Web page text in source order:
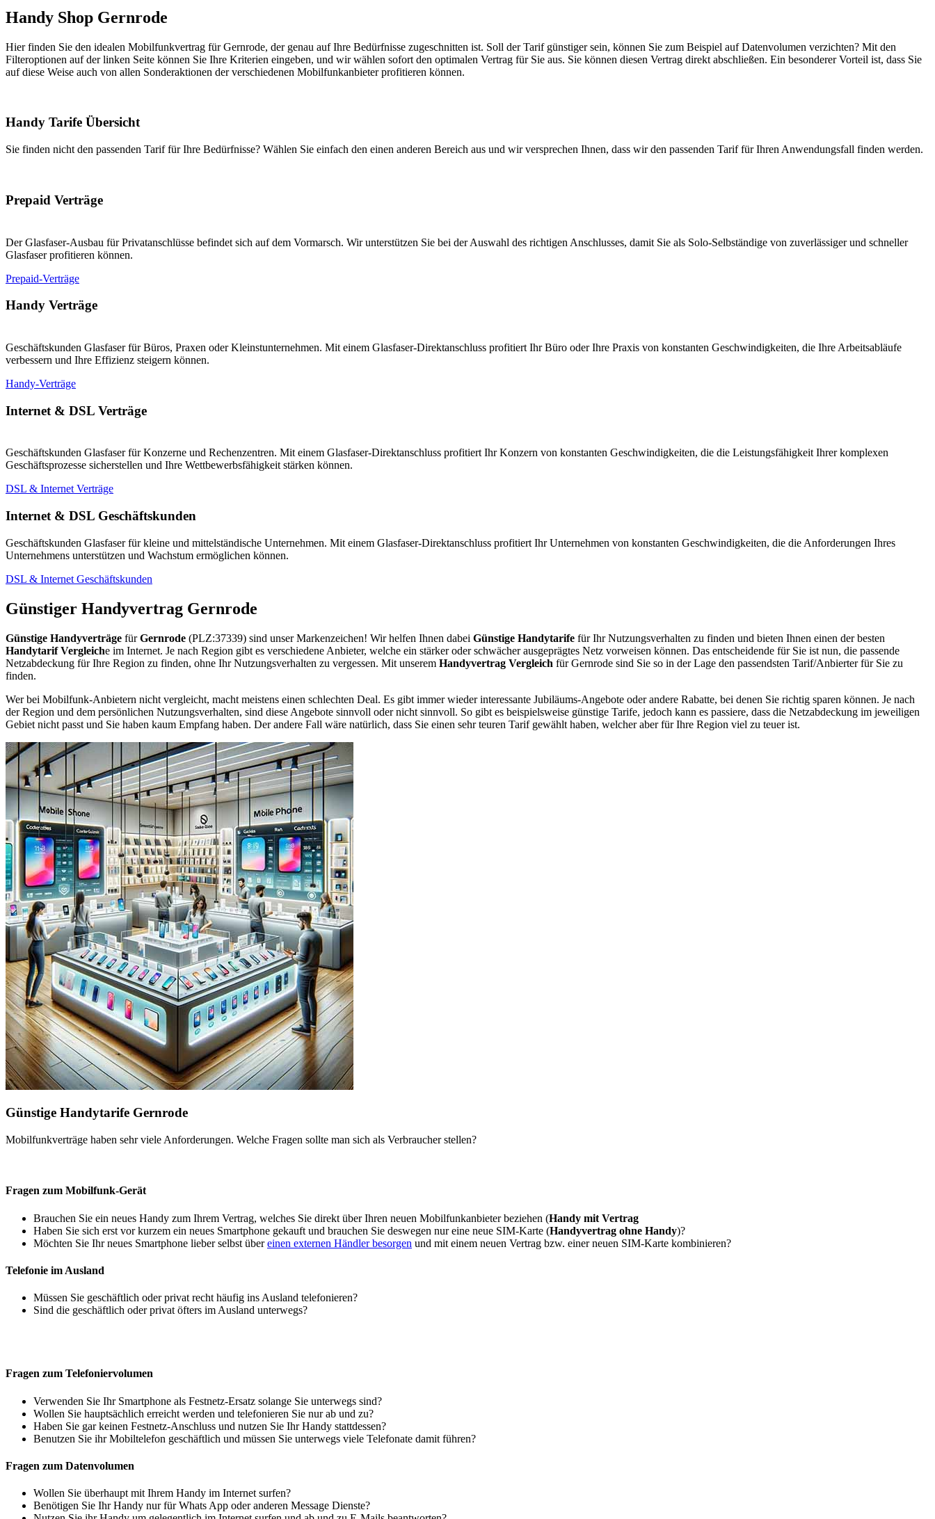
Handy Shop Gernrode
Hier finden Sie den idealen Mobilfunkvertrag für Gernrode, der genau auf Ihre Bedürfnisse zugeschnitten ist. Soll der Tarif günstiger sein, können Sie zum Beispiel auf Datenvolumen verzichten? Mit den
Filteroptionen auf der linken Seite können Sie Ihre Kriterien eingeben, und wir wählen sofort den optimalen Vertrag für Sie aus. Sie können diesen Vertrag direkt abschließen. Ein besonderer Vorteil ist, dass Sie
auf diese Weise auch von allen Sonderaktionen der verschiedenen Mobilfunkanbieter profitieren können.
Handy Tarife Übersicht
Sie finden nicht den passenden Tarif für Ihre Bedürfnisse? Wählen Sie einfach den einen anderen Bereich aus und wir versprechen Ihnen, dass wir den passenden Tarif für Ihren Anwendungsfall finden werden.
Prepaid Verträge
Der Glasfaser-Ausbau für Privatanschlüsse befindet sich auf dem Vormarsch. Wir unterstützen Sie bei der Auswahl des richtigen Anschlusses, damit Sie als Solo-Selbständige von zuverlässiger und schneller
Glasfaser profitieren können.
Prepaid-Verträge
Handy Verträge
Geschäftskunden Glasfaser für Büros, Praxen oder Kleinstunternehmen. Mit einem Glasfaser-Direktanschluss profitiert Ihr Büro oder Ihre Praxis von konstanten Geschwindigkeiten, die Ihre Arbeitsabläufe
verbessern und Ihre Effizienz steigern können.
Handy-Verträge
Internet & DSL Verträge
Geschäftskunden Glasfaser für Konzerne und Rechenzentren. Mit einem Glasfaser-Direktanschluss profitiert Ihr Konzern von konstanten Geschwindigkeiten, die die Leistungsfähigkeit Ihrer komplexen
Geschäftsprozesse sicherstellen und Ihre Wettbewerbsfähigkeit stärken können.
DSL & Internet Verträge
Internet & DSL Geschäftskunden
Geschäftskunden Glasfaser für kleine und mittelständische Unternehmen. Mit einem Glasfaser-Direktanschluss profitiert Ihr Unternehmen von konstanten Geschwindigkeiten, die die Anforderungen Ihres
Unternehmens unterstützen und Wachstum ermöglichen können.
DSL & Internet Geschäftskunden
Günstiger Handyvertrag Gernrode
Günstige Handyverträge fürGernrode (PLZ:37339) sind unser Markenzeichen! Wir helfen Ihnen dabei Günstige Handytarife für Ihr Nutzungsverhalten zu finden und bieten Ihnen einen der besten
Handytarif Vergleiche im Internet. Je nach Region gibt es verschiedene Anbieter, welche ein stärker oder schwächer ausgeprägtes Netz vorweisen können. Das entscheidende für Sie ist nun, die passende
Netzabdeckung für Ihre Region zu finden, ohne Ihr Nutzungsverhalten zu vergessen. Mit unserem Handyvertrag Vergleich für Gernrode sind Sie so in der Lage den passendsten Tarif/Anbierter für Sie zu
finden.
Wer bei Mobilfunk-Anbietern nicht vergleicht, macht meistens einen schlechten Deal. Es gibt immer wieder interessante Jubiläums-Angebote oder andere Rabatte, bei denen Sie richtig sparen können. Je nach
der Region und dem persönlichen Nutzungsverhalten, sind diese Angebote sinnvoll oder nicht sinnvoll. So gibt es beispielsweise günstige Tarife, jedoch kann es passiere, dass die Netzabdeckung im jeweiligen
Gebiet nicht passt und Sie haben kaum Empfang haben. Der andere Fall wäre natürlich, dass Sie einen sehr teuren Tarif gewählt haben, welcher aber für Ihre Region viel zu teuer ist.
Günstige Handytarife Gernrode
Mobilfunkverträge haben sehr viele Anforderungen. Welche Fragen sollte man sich als Verbraucher stellen?
Fragen zum Mobilfunk-Gerät
Brauchen Sie ein neues Handy zum Ihrem Vertrag, welches Sie direkt über Ihren neuen Mobilfunkanbieter beziehen (Handy mit Vertrag
Haben Sie sich erst vor kurzem ein neues Smartphone gekauft und brauchen Sie deswegen nur eine neue SIM-Karte (Handyvertrag ohne Handy)?
Möchten Sie Ihr neues Smartphone lieber selbst übereinen externen Händler besorgen und mit einem neuen Vertrag bzw. einer neuen SIM-Karte kombinieren?
Telefonie im Ausland
Müssen Sie geschäftlich oder privat recht häufig ins Ausland telefonieren?
Sind die geschäftlich oder privat öfters im Ausland unterwegs?
Fragen zum Telefoniervolumen
Verwenden Sie Ihr Smartphone als Festnetz-Ersatz solange Sie unterwegs sind?
Wollen Sie hauptsächlich erreicht werden und telefonieren Sie nur ab und zu?
Haben Sie gar keinen Festnetz-Anschluss und nutzen Sie Ihr Handy stattdessen?
Benutzen Sie ihr Mobiltelefon geschäftlich und müssen Sie unterwegs viele Telefonate damit führen?
Fragen zum Datenvolumen
Wollen Sie überhaupt mit Ihrem Handy im Internet surfen?
Benötigen Sie Ihr Handy nur für Whats App oder anderen Message Dienste?